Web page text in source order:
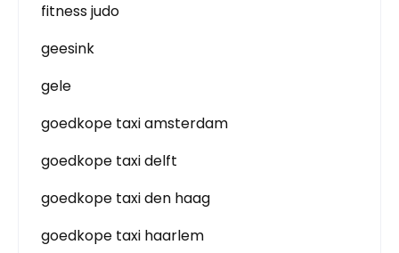
fitness judo
geesink
gele
goedkope taxi amsterdam
goedkope taxi delft
goedkope taxi den haag
goedkope taxi haarlem